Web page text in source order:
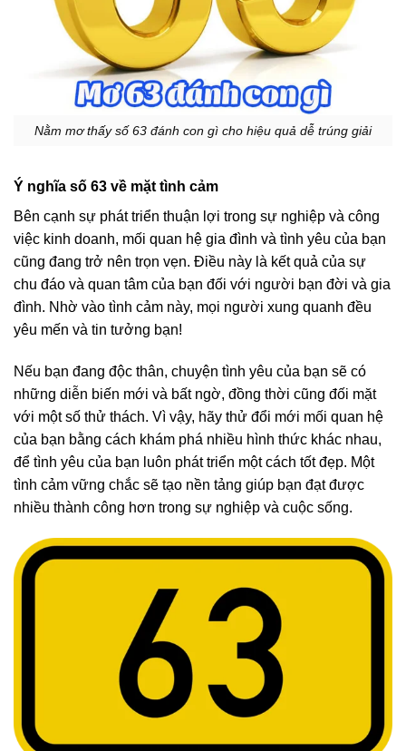
Nằm mơ thấy số 63 đánh con gì cho hiệu quả dễ trúng giải
Ý nghĩa số 63 về mặt tình cảm
Bên cạnh sự phát triển thuận lợi trong sự nghiệp và công
việc kinh doanh, mối quan hệ gia đình và tình yêu của bạn
cũng đang trở nên trọn vẹn. Điều này là kết quả của sự
chu đáo và quan tâm của bạn đối với người bạn đời và gia
đình. Nhờ vào tình cảm này, mọi người xung quanh đều
yêu mến và tin tưởng bạn!
Nếu bạn đang độc thân, chuyện tình yêu của bạn sẽ có
những diễn biến mới và bất ngờ, đồng thời cũng đối mặt
với một số thử thách. Vì vậy, hãy thử đổi mới mối quan hệ
của bạn bằng cách khám phá nhiều hình thức khác nhau,
để tình yêu của bạn luôn phát triển một cách tốt đẹp. Một
tình cảm vững chắc sẽ tạo nền tảng giúp bạn đạt được
nhiều thành công hơn trong sự nghiệp và cuộc sống.